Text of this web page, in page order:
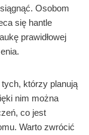
Osobom
się hantle
prawidłowej
tych, którzy planują
nim można
co jest
Warto zwrócić